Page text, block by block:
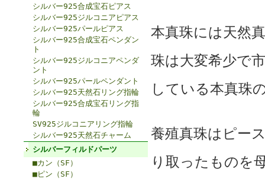
シルバー925合成宝石ピアス
シルバー925ジルコニアピアス
シルバー925パールピアス
シルバー925合成宝石ペンダン
ト
シルバー925ジルコニアペンダ
ント
シルバー925パールペンダント
シルバー925天然石リング指輪
シルバー925合成宝石リング指
輪
SV925ジルコニアリング指輪
シルバー925天然石チャーム
シルバーフィルドパーツ
■カン（SF）
■ピン（SF）
本真珠には天然
珠は大変希少で
している本真珠
養殖真珠はピー
り取ったものを